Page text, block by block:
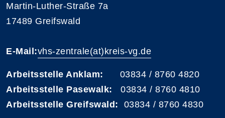
Martin-Luther-Straße 7a
17489 Greifswald
E-Mail:vhs-zentrale(at)kreis-vg.de
Arbeitsstelle Anklam: 03834 / 8760 4820
Arbeitsstelle Pasewalk: 03834 / 8760 4810
Arbeitsstelle Greifswald: 03834 / 8760 4830